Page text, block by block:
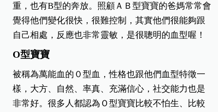
重，也有B型的奔放。照顧ＡＢ型寶寶的爸媽常常會
覺得他們變化很快，很難控制，其實他們很能夠跟
自己相處，反應也非常靈敏，是很聰明的血型喔！
O型寶寶
被稱為萬能血的０型血，性格也跟他們血型特徵一
樣，大方、自然、率真、充滿信心，社交能力也是
非常好。很多人都認為Ｏ型寶寶比較不怕生、比較